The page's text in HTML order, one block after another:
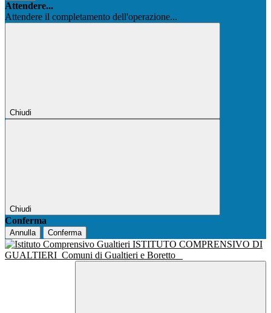
Attendere...
Attendere il completamento dell'operazione...
Chiudi
Chiudi
Conferma
Annulla Conferma
ISTITUTO COMPRENSIVO DI
GUALTIERI Comuni di Gualtieri e Boretto